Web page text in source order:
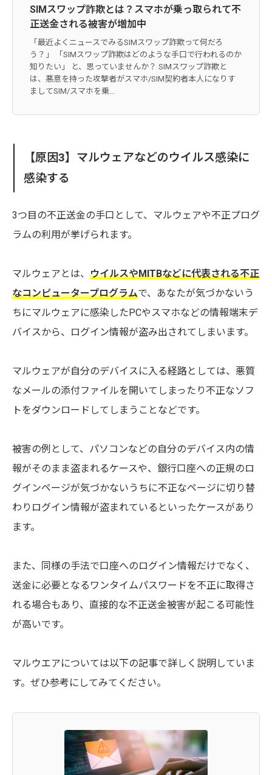
SIMスワップ詐欺とは？スマホが乗っ取られて不
正送金される被害が増加中
「最近よくニュースでみるSIMスワップ詐欺って何だろ
う？」 「SIMスワップ詐欺はどのような手口で行われるのか
知りたい」 と、思っていませんか？ SIMスワップ詐欺と
は、悪意を持った攻撃者がスマホ/SIM契約者本人になりす
ましてSIM/スマホを乗...
【原因3】マルウェアなどのウイルス感染に
感染する
3つ目の不正送金の手口として、マルウェアや不正プログ
ラムの利用が挙げられます。
マルウェアとは、 ウイルスやMITBなどに代表される不正
なコンピュータープログラムで、あなたが気づかないう
ちにマルウェアに感染したPCやスマホなどの情報端末デ
バイスから、ログイン情報が盗み出されてしまいます。
マルウェアが自分のデバイスに入る経路としては、悪質
なメールの添付ファイルを開いてしまったり不正なソフ
トをダウンロードしてしまうことなどです。
被害の例として、パソコンなどの自分のデバイス内の情
報がそのまま盗まれるケースや、銀行口座への正規のロ
グインページが気づかないうちに不正なページに切り替
わりログイン情報が盗まれているといったケースがあり
ます。
また、同様の手法で口座へのログイン情報だけでなく、
送金に必要となるワンタイムパスワードを不正に取得さ
れる場合もあり、直接的な不正送金被害が起こる可能性
が高いです。
マルウエアについては以下の記事で詳しく説明していま
す。ぜひ参考にしてみてください。